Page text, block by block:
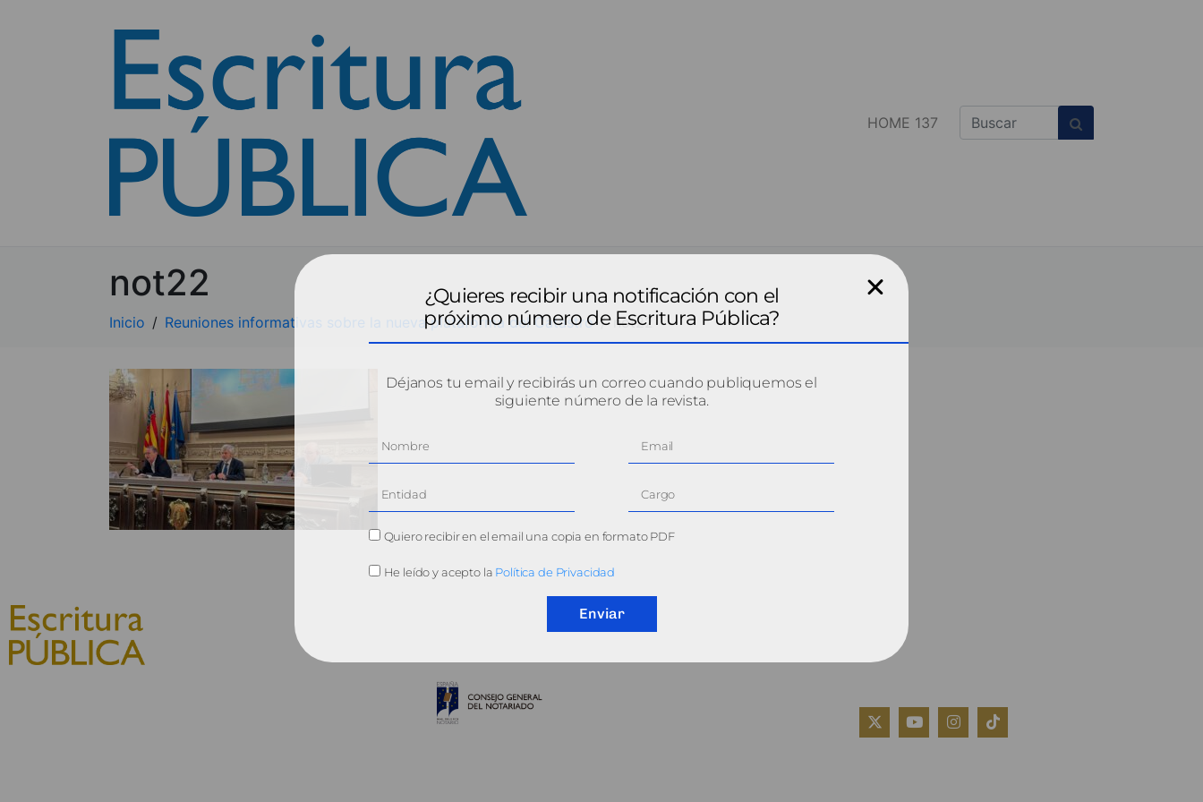
HOME 137
not22
Inicio Reuniones informativas sobre la nueva plataforma del Catastro not22
POLÍTICA DE COOKIES
¿Quieres recibir una notificación con el
próximo número de Escritura Pública?
Déjanos tu email y recibirás un correo cuando publiquemos el
siguiente número de la revista.
Quiero recibir en el email una copia en formato PDF
He leído y acepto la Política de Privacidad
Enviar